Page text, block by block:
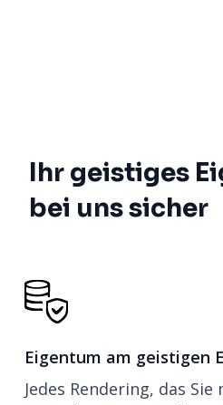
Ihr geistiges
bei uns sicher
Eigentum am geistigen
Jedes Rendering, das Sie